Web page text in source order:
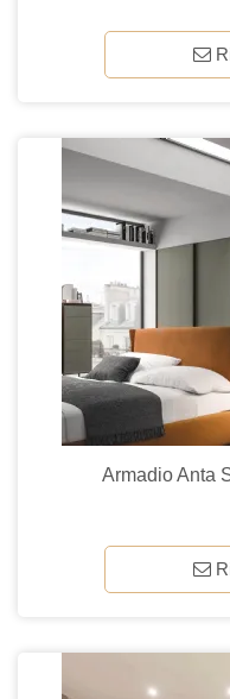
Armadio Anta